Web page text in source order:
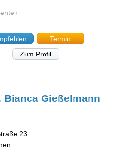
Termin
Zum Profil
BiancaGießelmann
23